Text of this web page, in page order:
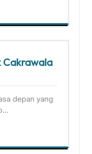
Cakrawala
depan yang